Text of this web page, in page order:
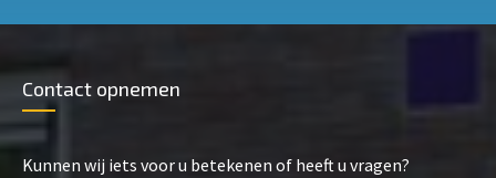
Contact opnemen
Kunnen wij iets voor u betekenen of heeft u vragen?